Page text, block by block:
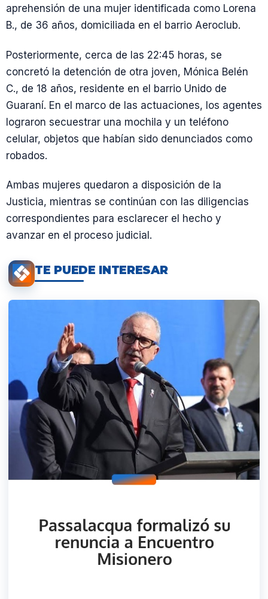
aprehensión de una mujer identificada como Lorena
B., de 36 años, domiciliada en el barrio Aeroclub.
Posteriormente, cerca de las 22:45 horas, se
concretó la detención de otra joven, Mónica Belén
C., de 18 años, residente en el barrio Unido de
Guaraní. En el marco de las actuaciones, los agentes
lograron secuestrar una mochila y un teléfono
celular, objetos que habían sido denunciados como
robados.
Ambas mujeres quedaron a disposición de la
Justicia, mientras se continúan con las diligencias
correspondientes para esclarecer el hecho y
avanzar en el proceso judicial.
TE PUEDE INTERESAR